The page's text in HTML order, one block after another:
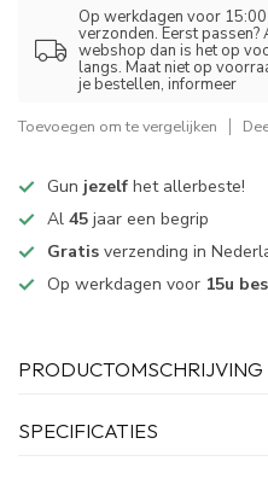
Op werkdagen voor
verzonden. Eerst
webshop dan is het op
langs. Maat niet op
je bestellen, informeer
Toevoegen om te vergelijken
Gun jezelf het allerbeste!
Al 45 jaar een begrip
Gratis verzending in
Op werkdagen voor 15u
PRODUCTOMSCHRIJVING
SPECIFICATIES